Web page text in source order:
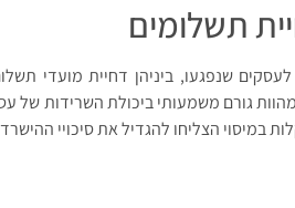
תשלומים
שנפגעו, ביניהן דחיית מועדי
גורם משמעותי ביכולת השרידות של
הצליחו להגדיל את סיכויי ההישרדות שלהם בכ-30%